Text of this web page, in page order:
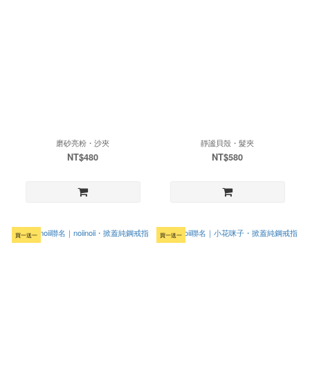
磨砂亮粉・沙夾
NT$480
靜謐貝殼・髮夾
NT$580
買一送一 買一送一